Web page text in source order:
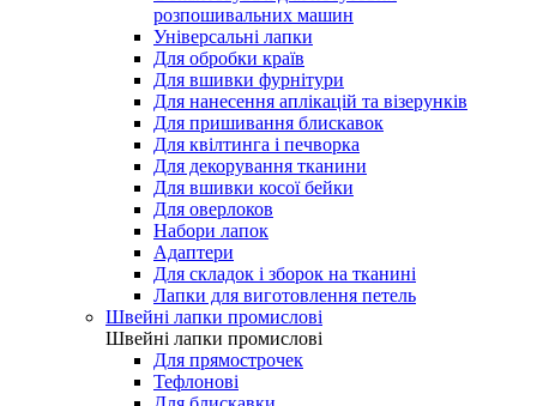
розпошивальних машин
Універсальні лапки
Для обробки країв
Для вшивки фурнітури
Для нанесення аплікацій та візерунків
Для пришивання блискавок
Для квілтинга і печворка
Для декорування тканини
Для вшивки косої бейки
Для оверлоков
Набори лапок
Адаптери
Для складок і зборок на тканині
Лапки для виготовлення петель
Швейні лапки промислові
Швейні лапки промислові
Для прямострочек
Тефлонові